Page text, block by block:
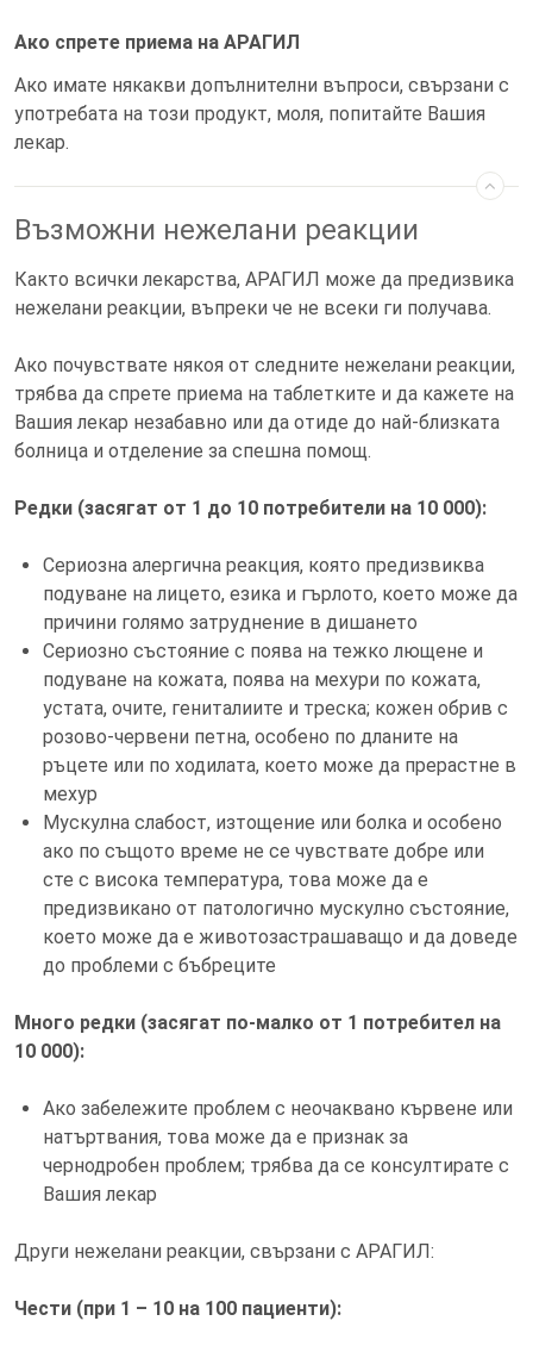
Ако спрете приема на АРАГИЛ
Ако имате някакви допълнителни въпроси, свързани с
употребата на този продукт, моля, попитайте Вашия
лекар.
Възможни нежелани реакции
Както всички лекарства, АРАГИЛ може да предизвика
нежелани реакции, въпреки че не всеки ги получава.
Ако почувствате някоя от следните нежелани реакции,
трябва да спрете приема на таблетките и да кажете на
Вашия лекар незабавно или да отиде до най-близката
болница и отделение за спешна помощ.
Редки (засягат от 1 до 10 потребители на 10 000):
Сериозна алергична реакция, която предизвиква
подуване на лицето, езика и гърлото, което може да
причини голямо затруднение в дишането
Сериозно състояние с поява на тежко лющене и
подуване на кожата, поява на мехури по кожата,
устата, очите, гениталиите и треска; кожен обрив с
розово-червени петна, особено по дланите на
ръцете или по ходилата, което може да прерастне в
мехур
Мускулна слабост, изтощение или болка и особено
ако по същото време не се чувствате добре или
сте с висока температура, това може да е
предизвикано от патологично мускулно състояние,
което може да е животозастрашаващо и да доведе
до проблеми с бъбреците
Много редки (засягат по-малко от 1 потребител на
10 000):
Ако забележите проблем с неочаквано кървене или
натъртвания, това може да е признак за
чернодробен проблем; трябва да се консултирате с
Вашия лекар
Други нежелани реакции, свързани с АРАГИЛ:
Чести (при 1 – 10 на 100 пациенти):